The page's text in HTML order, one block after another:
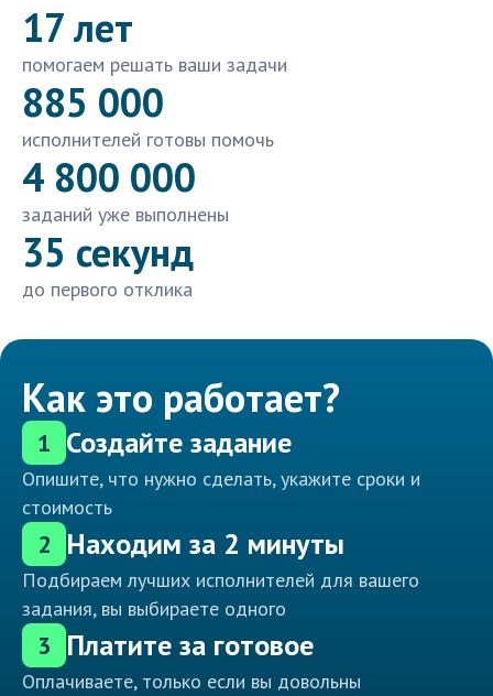
17 лет
помогаем решать ваши задачи
885 000
исполнителей готовы помочь
4 800 000
заданий уже выполнены
35 секунд
до первого отклика
Как это работает?
1 Создайте задание
Опишите, что нужно сделать, укажите сроки и
стоимость
2 Находим за 2 минуты
Подбираем лучших исполнителей для вашего
задания, вы выбираете одного
3 Платите за готовое
Оплачиваете, только если вы довольны